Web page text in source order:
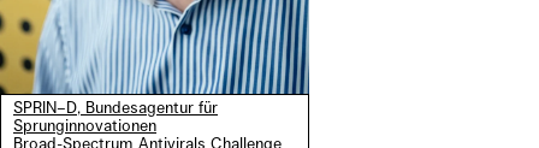
SPRIN–D, Bundesagentur für
Sprunginnovationen